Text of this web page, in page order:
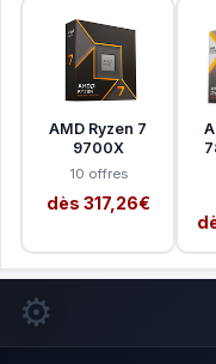
AMD Ryzen 7
9700X
10 offres
dès 317,26€
⚙️